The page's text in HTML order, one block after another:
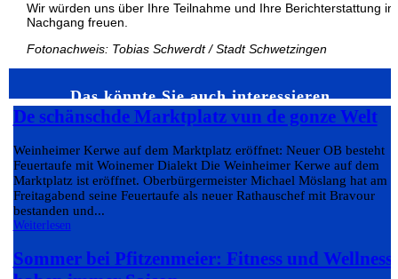
Wir würden uns über Ihre Teilnahme und Ihre Berichterstattung im
Nachgang freuen.
Fotonachweis: Tobias Schwerdt / Stadt Schwetzingen
Das könnte Sie auch interessieren…
De schänschde Marktplatz vun de gonze Welt
Weinheimer Kerwe auf dem Marktplatz eröffnet: Neuer OB besteht
Feuertaufe mit Woinemer Dialekt Die Weinheimer Kerwe auf dem
Marktplatz ist eröffnet. Oberbürgermeister Michael Möslang hat am
Freitagabend seine Feuertaufe als neuer Rathauschef mit Bravour
bestanden und...
Weiterlesen
Sommer bei Pfitzenmeier: Fitness und Wellness